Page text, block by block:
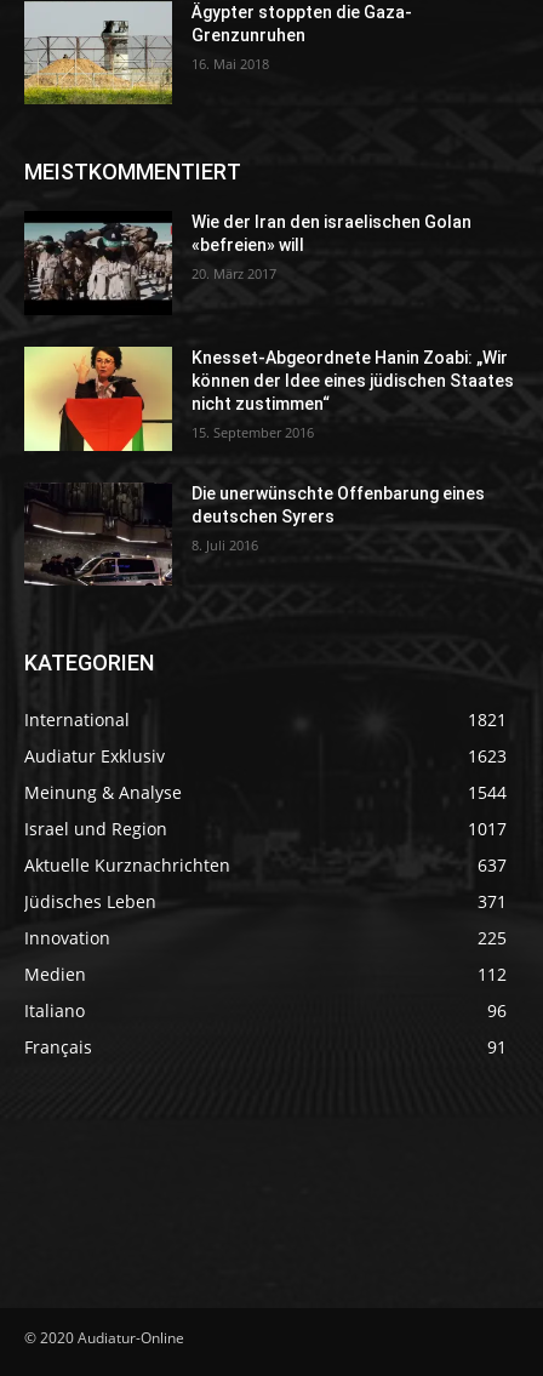
Ägypter stoppten die Gaza-
Grenzunruhen
16. Mai 2018
MEISTKOMMENTIERT
Wie der Iran den israelischen Golan
«befreien» will
20. März 2017
Knesset-Abgeordnete Hanin Zoabi: „Wir
können der Idee eines jüdischen Staates
nicht zustimmen“
15. September 2016
Die unerwünschte Offenbarung eines
deutschen Syrers
8. Juli 2016
KATEGORIEN
International
1821
Audiatur Exklusiv
1623
Meinung & Analyse
1544
Israel und Region
1017
Aktuelle Kurznachrichten
637
Jüdisches Leben
371
Innovation
225
Medien
112
Italiano
96
Français
91
© 2020 Audiatur-Online